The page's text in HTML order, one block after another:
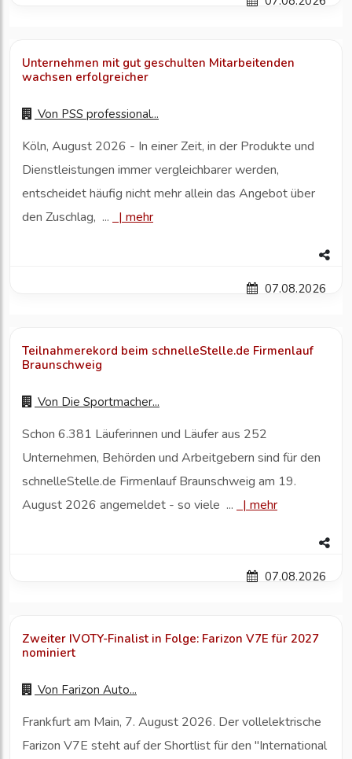
Unternehmen mit gut geschulten Mitarbeitenden
wachsen erfolgreicher
Von PSS professional...
Köln, August 2026 - In einer Zeit, in der Produkte und
Dienstleistungen immer vergleichbarer werden,
entscheidet häufig nicht mehr allein das Angebot über
den Zuschlag, ...
| mehr
07.08.2026
Teilnahmerekord beim schnelleStelle.de Firmenlauf
Braunschweig
Von Die Sportmacher...
Schon 6.381 Läuferinnen und Läufer aus 252
Unternehmen, Behörden und Arbeitgebern sind für den
schnelleStelle.de Firmenlauf Braunschweig am 19.
August 2026 angemeldet - so viele ...
| mehr
07.08.2026
Zweiter IVOTY-Finalist in Folge: Farizon V7E für 2027
nominiert
Von Farizon Auto...
Fr ankfurt am Main, 7. August 2026. Der vollelektrische
Farizon V7E steht auf der Shortlist für den "International